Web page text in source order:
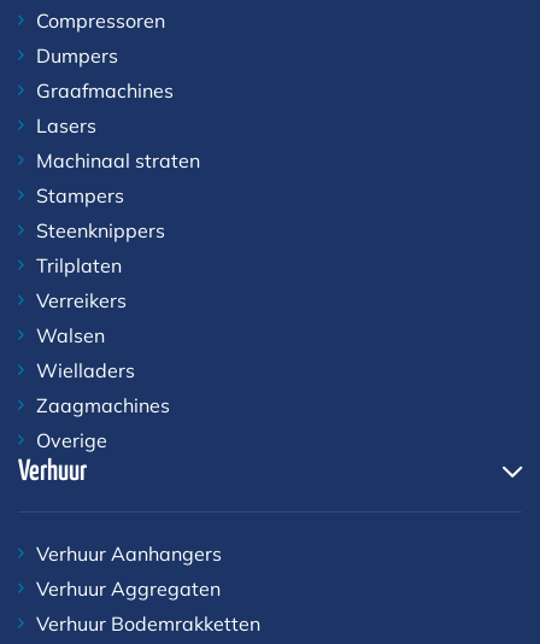
Compressoren
Dumpers
Graafmachines
Lasers
Machinaal straten
Stampers
Steenknippers
Trilplaten
Verreikers
Walsen
Wielladers
Zaagmachines
Overige
Verhuur
Verhuur Aanhangers
Verhuur Aggregaten
Verhuur Bodemrakketten